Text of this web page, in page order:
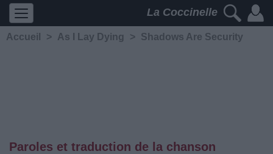
La Coccinelle
Accueil > As I Lay Dying > Shadows Are Security
Paroles et traduction de la chanson